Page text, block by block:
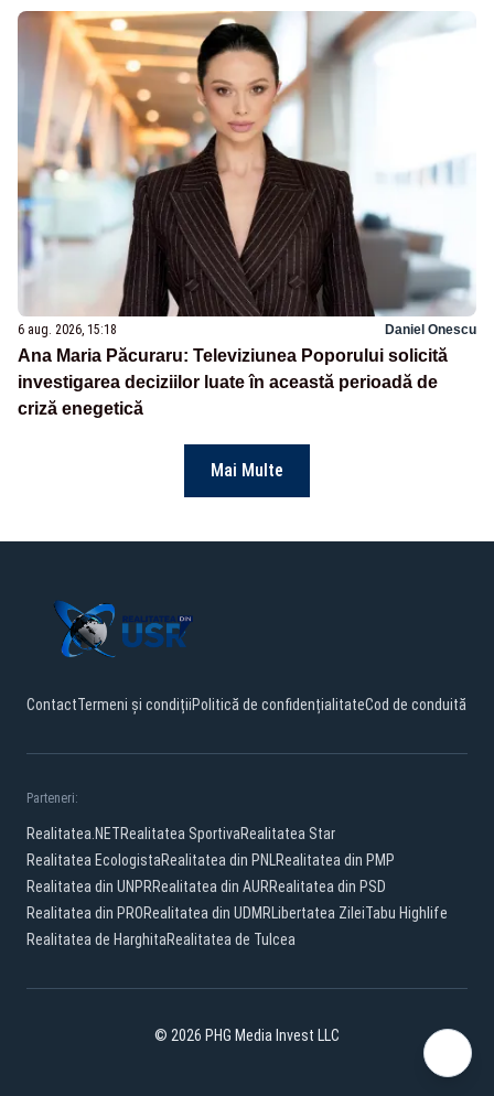
6 aug. 2026, 15:18 Daniel Onescu
Ana Maria Păcuraru: Televiziunea Poporului solicită
investigarea deciziilor luate în această perioadă de
criză enegetică
Mai Multe
ContactTermeni și condițiiPolitică de confidențialitateCod de conduită
Parteneri:
Realitatea.NETRealitatea SportivaRealitatea Star
Realitatea EcologistaRealitatea din PNLRealitatea din PMP
Realitatea din UNPRRealitatea din AURRealitatea din PSD
Realitatea din PRORealitatea din UDMRLibertatea ZileiTabu Highlife
Realitatea de HarghitaRealitatea de Tulcea
© 2026 PHG Media Invest LLC